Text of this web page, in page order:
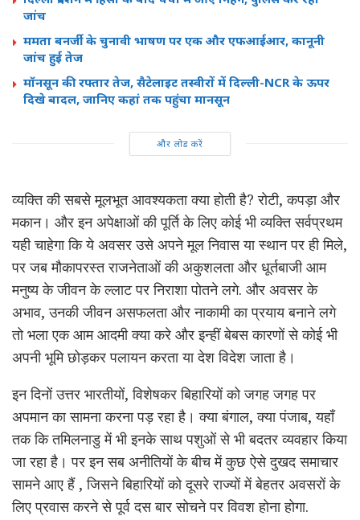
जांच
ममता बनर्जी के चुनावी भाषण पर एक और एफआईआर, कानूनी
जांच हुई तेज
मॉनसून की रफ्तार तेज, सैटेलाइट तस्वीरों में दिल्ली-NCR के ऊपर
दिखे बादल, जानिए कहां तक पहुंचा मानसून
और लोड करें
व्यक्ति की सबसे मूलभूत आवश्यकता क्या होती है? रोटी, कपड़ा और
मकान। और इन अपेक्षाओं की पूर्ति के लिए कोई भी व्यक्ति सर्वप्रथम
यही चाहेगा कि ये अवसर उसे अपने मूल निवास या स्थान पर ही मिले,
पर जब मौकापरस्त राजनेताओं की अकुशलता और धूर्तबाजी आम
मनुष्य के जीवन के ल्लाट पर निराशा पोतने लगे. और अवसर के
अभाव, उनकी जीवन असफलता और नाकामी का प्रयाय बनाने लगे
तो भला एक आम आदमी क्या करे और इन्हीं बेबस कारणों से कोई भी
अपनी भूमि छोड़कर पलायन करता या देश विदेश जाता है।
इन दिनों उत्तर भारतीयों, विशेषकर बिहारियों को जगह जगह पर
अपमान का सामना करना पड़ रहा है। क्या बंगाल, क्या पंजाब, यहाँ
तक कि तमिलनाडु में भी इनके साथ पशुओं से भी बदतर व्यवहार किया
जा रहा है। पर इन सब अनीतियों के बीच में कुछ ऐसे दुखद समाचार
सामने आए हैं , जिसने बिहारियों को दूसरे राज्यों में बेहतर अवसरों के
लिए प्रवास करने से पूर्व दस बार सोचने पर विवश होना होगा.